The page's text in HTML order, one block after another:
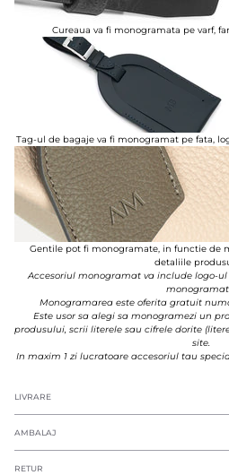
Cureaua va fi monogramata pe varf,
Tag-ul de bagaje va fi monogramat pe fata,
Gentile pot fi monogramate, in functie de
detaliile
Accesoriul monogramat va include logo-
Monogramarea este oferita gratuit
Este usor sa alegi sa monogramezi un
produsului, scrii literele sau cifrele dorite
site.
In maxim 1 zi lucratoare accesoriul tau
LIVRARE
AMBALAJ
RETUR